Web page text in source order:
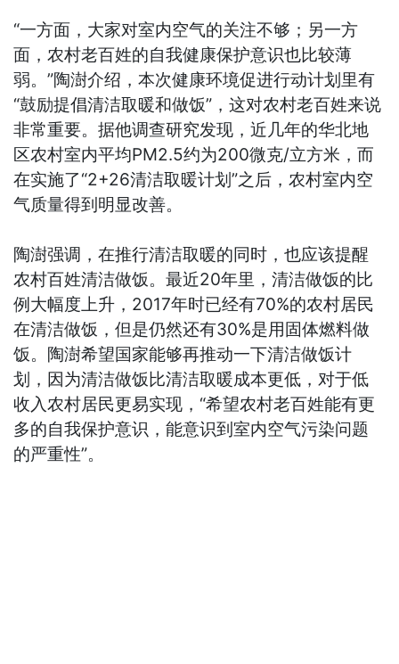
“一方面，大家对室内空气的关注不够；另一方
面，农村老百姓的自我健康保护意识也比较薄
弱。”陶澍介绍，本次健康环境促进行动计划里有
“鼓励提倡清洁取暖和做饭”，这对农村老百姓来说
非常重要。据他调查研究发现，近几年的华北地
区农村室内平均PM2.5约为200微克/立方米，而
在实施了“2+26清洁取暖计划”之后，农村室内空
气质量得到明显改善。
陶澍强调，在推行清洁取暖的同时，也应该提醒
农村百姓清洁做饭。最近20年里，清洁做饭的比
例大幅度上升，2017年时已经有70%的农村居民
在清洁做饭，但是仍然还有30%是用固体燃料做
饭。陶澍希望国家能够再推动一下清洁做饭计
划，因为清洁做饭比清洁取暖成本更低，对于低
收入农村居民更易实现，“希望农村老百姓能有更
多的自我保护意识，能意识到室内空气污染问题
的严重性”。